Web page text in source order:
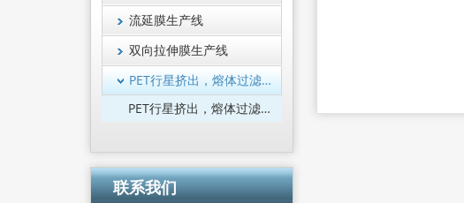
流延膜生产线
双向拉伸膜生产线
PET行星挤出，熔体过滤技术
PET行星挤出，熔体过滤技术
联系我们